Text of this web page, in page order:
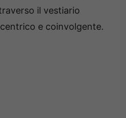
il vestiario
e coinvolgente.